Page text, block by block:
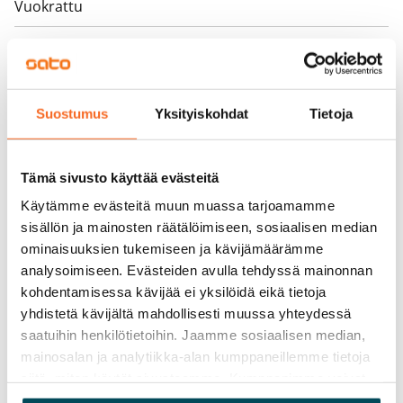
Suostumus Yksityiskohdat Tietoja
Tämä sivusto käyttää evästeitä
Käytämme evästeitä muun muassa tarjoamamme
sisällön ja mainosten räätälöimiseen, sosiaalisen median
ominaisuuksien tukemiseen ja kävijämäärämme
analysoimiseen. Evästeiden avulla tehdyssä mainonnan
kohdentamisessa kävijää ei yksilöidä eikä tietoja
yhdistetä kävijältä mahdollisesti muussa yhteydessä
saatuihin henkilötietoihin. Jaamme sosiaalisen median,
mainosalan ja analytiikka-alan kumppaneillemme tietoja
yhdistää näitä tietoja muihin tietoihin, joita olet antanut
Vuokrattu
Ei
Vuokra
Vuokravakuus
Kotivakuutus
Pakollinen, ei sisälly vuokraan
Vesimaksu
Kulutuksen mukaan
Sähkömaksu
Vuokralainen solmii itse sähkösopimuksen.
Laajakaista